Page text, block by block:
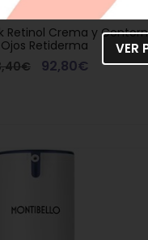
Retinol Crema y
Retiderma
92,80€
VER